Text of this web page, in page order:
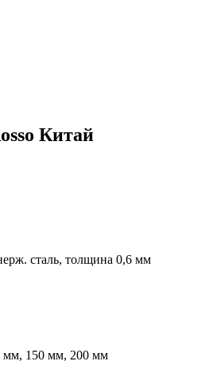
Китай
сталь, толщина 0,6 мм
мм, 150 мм, 200 мм